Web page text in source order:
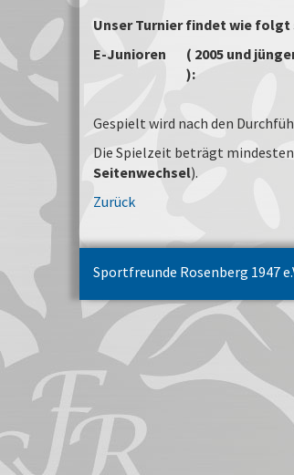
Unser Turnier findet wie
E-Junioren
( 2005 und
):
Gespielt wird nach den
Die Spielzeit beträgt
Seitenwechsel).
Zurück
Sportfreunde Rosenberg 1947